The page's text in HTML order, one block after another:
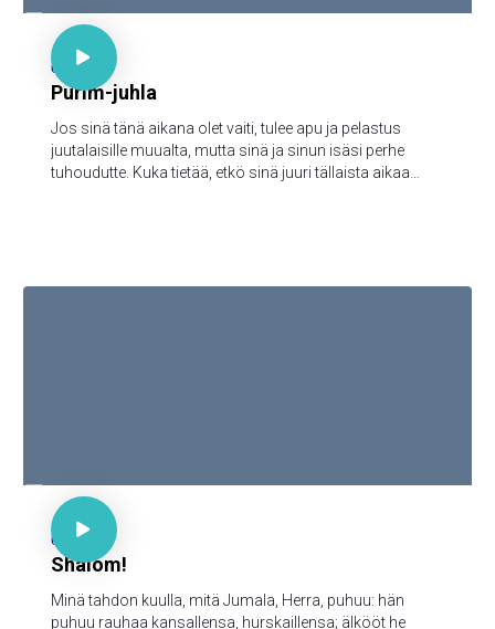
Est. 4:14

67
Purim-juhla
Jos sinä tänä aikana olet vaiti, tulee apu ja pelastus
juutalaisille muualta, mutta sinä ja sinun isäsi perhe
tuhoudutte. Kuka tietää, etkö sinä juuri tällaista aikaa
Ps 85:9

66
Shalom!
Minä tahdon kuulla, mitä Jumala, Herra, puhuu: hän
puhuu rauhaa kansallensa, hurskaillensa; älkööt he